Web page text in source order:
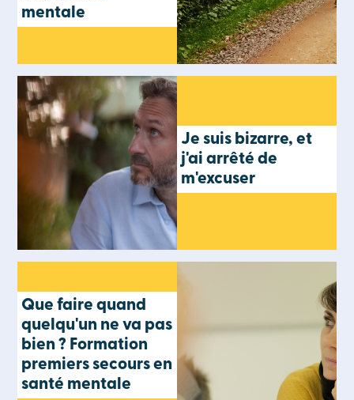
mentale
Je suis bizarre, et
j'ai arrêté de
m'excuser
Que faire quand
quelqu'un ne va pas
bien ? Formation
premiers secours en
santé mentale